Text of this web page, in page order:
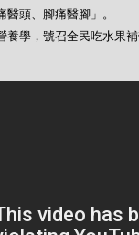
頭、腳痛醫腳」。
學，號召全民吃水果補